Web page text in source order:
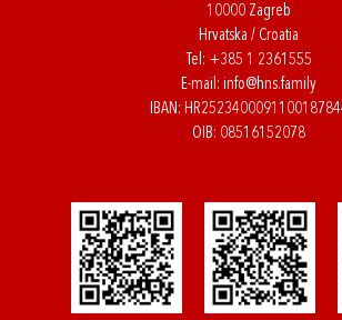
10000 Zagreb
Hrvatska / Croatia
Tel: +385 1 2361555
E-mail: info@hns.family
IBAN:
OIB: 08516152078